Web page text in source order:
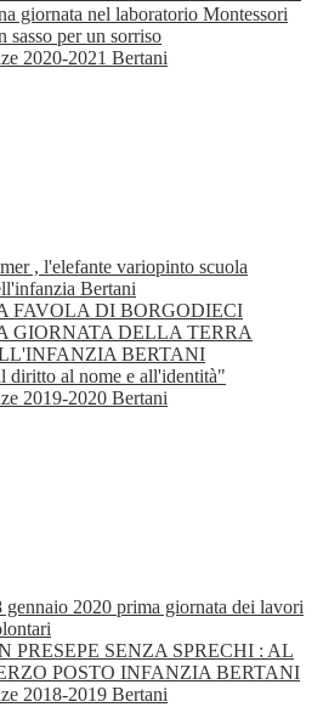
giornata nel laboratorio Montessori
sasso per un sorriso
2020-2021 Bertani
, l'elefante variopinto scuola
Bertani
FAVOLA DI BORGODIECI
GIORNATA DELLA TERRA
BERTANI
diritto al nome e all'identità"
2019-2020 Bertani
gennaio 2020 prima giornata dei lavori
PRESEPE SENZA SPRECHI : AL
POSTO INFANZIA BERTANI
2018-2019 Bertani